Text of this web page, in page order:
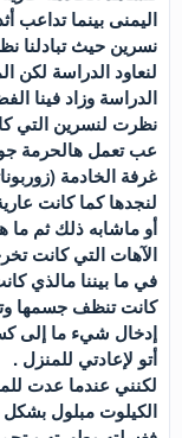
اليمنى بينما تداعب
نسرين حيث تبادلنا
لنعاود الدراسة لكن
الدراسة وزاد فينا
نظرت لنسرين التي
عب تعمل هالحرمة
غرفة الخادمة
لنجدها كما كانت
أو ماشابه ذلك ثم
الآهات التي كانت
في ما بيننا مالذي
كانت تنظف جسمها
إدخال شيء ما إلى
أتو لإعادتي للمنزل .
لكنني عندما عدت
الكيلوت مبلول